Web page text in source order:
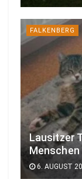
FALKENBERG
Lausitzer
6. AUGUST